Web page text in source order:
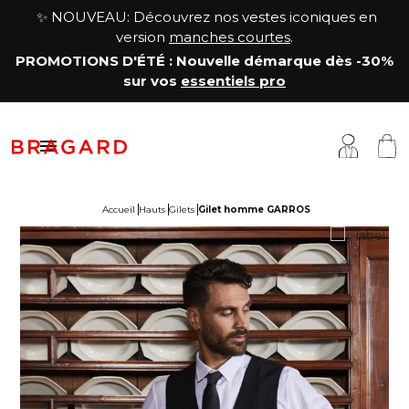
✨ NOUVEAU: Découvrez nos vestes iconiques en
version manches courtes.
PROMOTIONS D'ÉTÉ : Nouvelle démarque dès -30%
sur vos essentiels pro

& Jupes
& Chasubles
& Chaussettes
cuisine
boucher, charcutier, traiteur
fromager
service & hôtellerie
médicale
Maison
histoire
faire
& Collaborations
Accueil Hauts Gilets Gilet homme GARROS